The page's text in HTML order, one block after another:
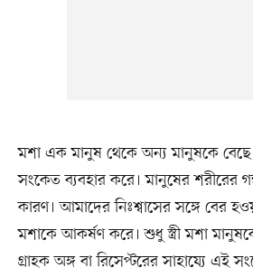
মশা এক মানুষ থেকে অন্য মানুষকে
সংকেত ব্যবহার করে। মানুষের শরীরের
কারণ। আমাদের নিঃশ্বাসের সঙ্গে বের
মশাকে আকর্ষণ করে। শুধু স্ত্রী মশা
গ্রাহক অঙ্গ বা রিসেপ্টরের সাহায্যে এই